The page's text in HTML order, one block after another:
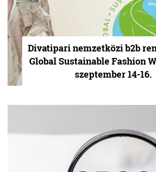
Divatipari nemzetközi b2b
Global Sustainable Fashion
szeptember 14-16.